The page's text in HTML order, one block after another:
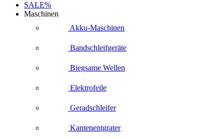
SALE%
Maschinen
Akku-Maschinen
Bandschleifgeräte
Biegsame Wellen
Elektrofeile
Geradschleifer
Kantenentgrater